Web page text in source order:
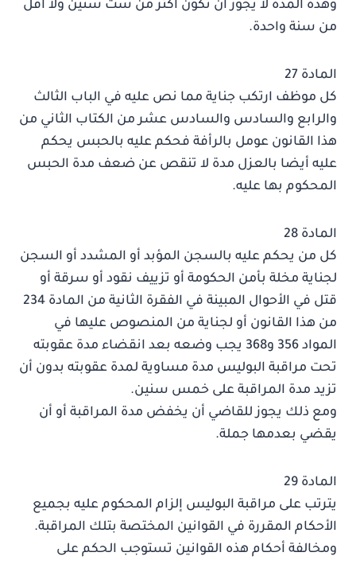
وهذه المدة لا يجوز أن تكون أكثر من ست سنين ولا أقل
من سنة واحدة.
المادة 27
كل موظف ارتكب جناية مما نص عليه في الباب الثالث
والرابع والسادس والسادس عشر من الكتاب الثاني من
هذا القانون عومل بالرأفة فحكم عليه بالحبس يحكم
عليه أيضا بالعزل مدة لا تنقص عن ضعف مدة الحبس
المحكوم بها عليه.
المادة 28
كل من يحكم عليه بالسجن المؤبد أو المشدد أو السجن
لجناية مخلة بأمن الحكومة أو تزييف نقود أو سرقة أو
قتل في الأحوال المبينة في الفقرة الثانية من المادة 234
من هذا القانون أو لجناية من المنصوص عليها في
المواد 356 و368 يجب وضعه بعد انقضاء مدة عقوبته
تحت مراقبة البوليس مدة مساوية لمدة عقوبته بدون أن
تزيد مدة المراقبة على خمس سنين.
ومع ذلك يجوز للقاضي أن يخفض مدة المراقبة أو أن
يقضي بعدمها جملة.
المادة 29
يترتب على مراقبة البوليس إلزام المحكوم عليه بجميع
الأحكام المقررة في القوانين المختصة بتلك المراقبة.
ومخالفة أحكام هذه القوانين تستوجب الحكم على